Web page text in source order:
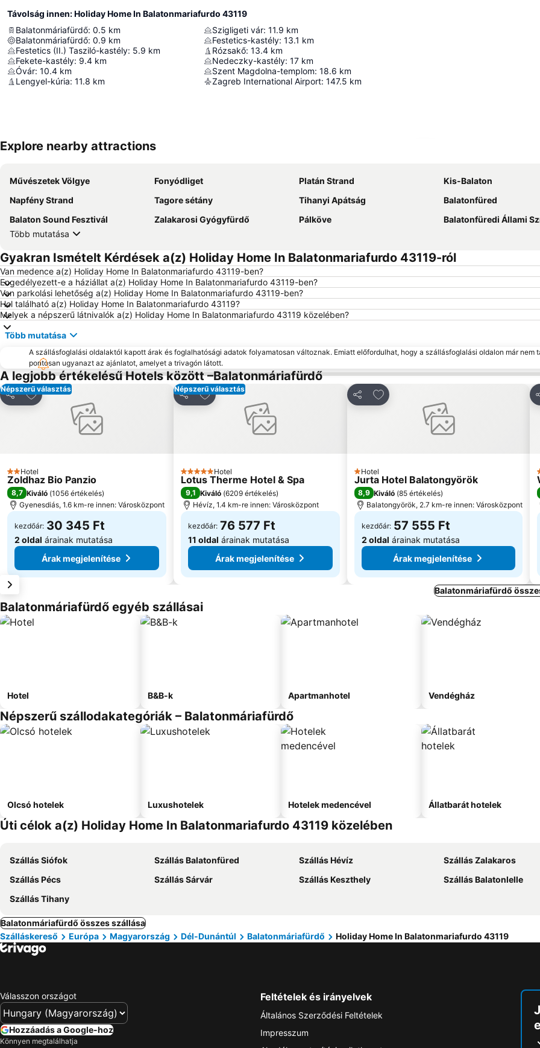
Távolság innen: Holiday Home In Balatonmariafurdo 43119
Balatonmáriafürdő: 0.5 km
Balatonmáriafürdő: 0.9 km
Festetics (II.) Tasziló-kastély: 5.9 km
Fekete-kastély: 9.4 km
Óvár: 10.4 km
Lengyel-kúria: 11.8 km
Szigligeti vár: 11.9 km
Festetics-kastély: 13.1 km
Rózsakő: 13.4 km
Nedeczky-kastély: 17 km
Szent Magdolna-templom: 18.6 km
Zagreb International Airport: 147.5 km
Explore nearby attractions
Művészetek Völgye Fonyódliget Platán Strand
Kis-Balaton
Napfény Strand
Tagore sétány Tihanyi Apátság
Balatonfüred
Balaton Sound Fesztivál
Zalakarosi Gyógyfürdő Pálköve
Balatonfüredi Állami
Több mutatása
Gyakran Ismételt Kérdések a(z) Holiday Home In Balatonmariafurdo 43119-ról
Van medence a(z) Holiday Home In Balatonmariafurdo 43119-ben?
Engedélyezett-e a háziállat a(z) Holiday Home In Balatonmariafurdo 43119-ben?
Van parkolási lehetőség a(z) Holiday Home In Balatonmariafurdo 43119-ben?
Hol található a(z) Holiday Home In Balatonmariafurdo 43119?
Melyek a népszerű látnivalók a(z) Holiday Home In Balatonmariafurdo 43119 közelében?
Több mutatása
A szállásfoglalási oldalaktól kapott árak és foglalhatósági adatok folyamatosan változnak. Emiatt előfordulhat, hogy a szállásfoglalási oldalon már nem
pontosan ugyanazt az ajánlatot, amelyet a trivagón látott.
A legjobb értékelésű Hotels között –Balatonmáriafürdő
Népszerű választás
Megosztás
Hozzáadás a kedvencekhez
2 Kategória
Hotel
Zoldhaz Bio Panzio
8,7 Kiváló (1056 értékelés)
Gyenesdiás, 1.6 km-re innen: Városközpont
kezdőár: 30 345 Ft
2 oldal árainak mutatása
Árak megjelenítése
Népszerű választás
Megosztás
Hozzáadás a kedvencekhez
5 Kategória
Hotel
Lotus Therme Hotel & Spa
9,1 Kiváló (6209 értékelés)
Hévíz, 1.4 km-re innen: Városközpont
kezdőár: 76 577 Ft
11 oldal árainak mutatása
Árak megjelenítése
Megosztás
Hozzáadás a kedvencekhez
1 Kategória
Hotel
Jurta Hotel Balatongyörök
8,9 Kiváló (85 értékelés)
Balatongyörök, 2.7 km-re innen: Városközpont
kezdőár: 57 555 Ft
2 oldal árainak mutatása
Árak megjelenítése
Balatonmáriafürdő
Balatonmáriafürdő egyéb szállásai
Hotel B&B-k Apartmanhotel Vendégház
Népszerű szállodakategóriák – Balatonmáriafürdő
Olcsó hotelek Luxushotelek Hotelek medencével Állatbarát hotelek
Úti célok a(z) Holiday Home In Balatonmariafurdo 43119 közelében
Szállás Siófok Szállás Balatonfüred Szállás Hévíz
Szállás Zalakaros
Szállás Pécs
Szállás Sárvár Szállás Keszthely
Szállás Balatonlelle
Szállás Tihany
Balatonmáriafürdő összes szállása
Szálláskereső
Európa Magyarország Dél-Dunántúl Balatonmáriafürdő Holiday Home In Balatonmariafurdo 43119
Válasszon országot
Hozzáadás a Google-hoz
Könnyen megtalálhatja
Feltételek és irányelvek
Általános Szerződési Feltételek
Impresszum